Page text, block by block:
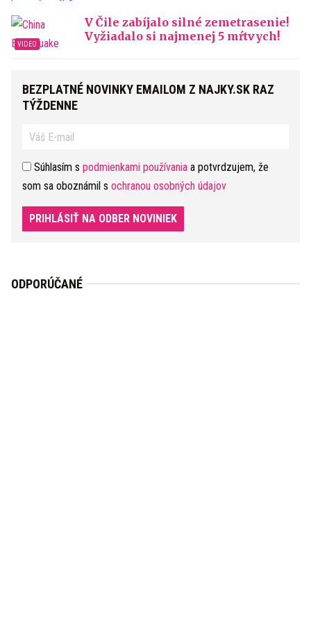
V Čile zabíjalo silné zemetrasenie!
Vyžiadalo si najmenej 5 mŕtvych!
BEZPLATNÉ NOVINKY EMAILOM Z NAJKY.SK RAZ
TÝŽDENNE
Súhlasím s podmienkami používania a potvrdzujem, že
som sa oboznámil s ochranou osobných údajov
PRIHLÁSIŤ NA ODBER NOVINIEK
ODPORÚČANÉ